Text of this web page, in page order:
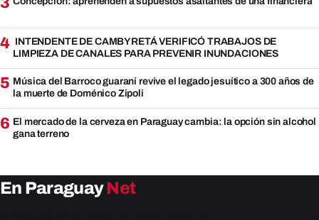
4 INTENDENTE DE CAMBYRETÁ VERIFICÓ TRABAJOS DE
LIMPIEZA DE CANALES PARA PREVENIR INUNDACIONES
5 Música del Barroco guaraní revive el legado jesuítico a 300 años de
la muerte de Doménico Zipoli
6 El mercado de la cerveza en Paraguay cambia: la opción sin alcohol
gana terreno
En ParaguayNet